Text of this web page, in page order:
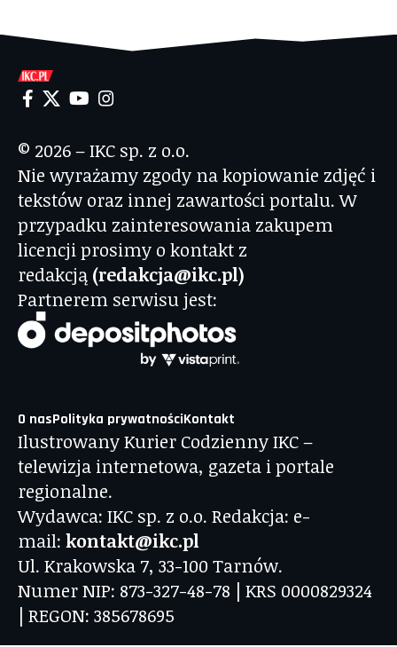
© 2026 – IKC sp. z o.o.
Nie wyrażamy zgody na kopiowanie zdjęć i
tekstów oraz innej zawartości portalu. W
przypadku zainteresowania zakupem
licencji prosimy o kontakt z
redakcją (redakcja@ikc.pl)
Partnerem serwisu jest:
O nasPolityka prywatnościKontakt
Ilustrowany Kurier Codzienny IKC –
telewizja internetowa, gazeta i portale
regionalne.
Wydawca: IKC sp. z o.o. Redakcja: e-
mail: kontakt@ikc.pl
Ul. Krakowska 7, 33-100 Tarnów.
Numer NIP: 873-327-48-78 | KRS 0000829324
| REGON: 385678695